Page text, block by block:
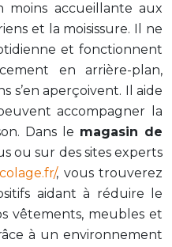
moins accueillante aux
et la moisissure. Il ne
et fonctionnent
en arrière-plan,
s’en aperçoivent. Il aide
accompagner la
Dans le magasin de
ou sur des sites experts
, vous trouverez
aidant à réduire le
vêtements, meubles et
à un environnement